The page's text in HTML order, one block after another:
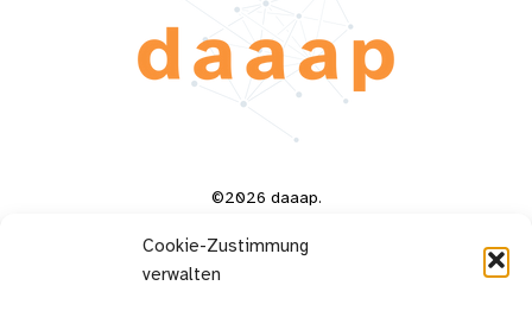
Cookie-Zustimmung
verwalten
©2026 daaap.